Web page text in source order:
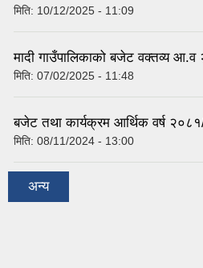
मिति: 10/12/2025 - 11:09
मादी गाउँपालिकाको बजेट वक्तव्य
मिति: 07/02/2025 - 11:48
बजेट तथा कार्यक्रम आर्थिक वर्ष
मिति: 08/11/2024 - 13:00
अन्य